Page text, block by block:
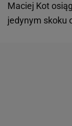
Maciej Kot
jedynym skoku